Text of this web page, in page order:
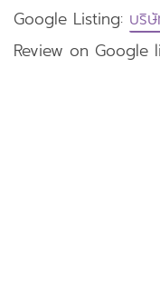
Google Listing: บริ
Review on Google